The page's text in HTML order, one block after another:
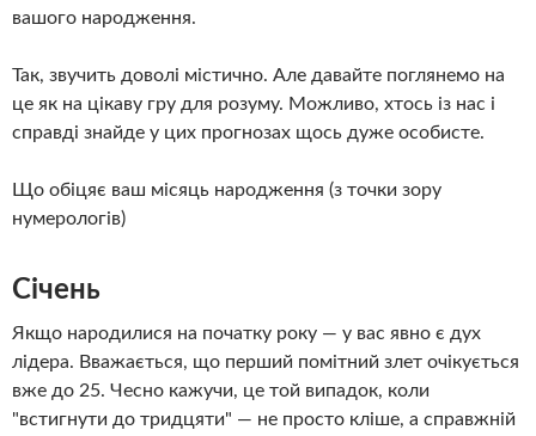
вашого народження.
Так, звучить доволі містично. Але давайте поглянемо на
це як на цікаву гру для розуму. Можливо, хтось із нас і
справді знайде у цих прогнозах щось дуже особисте.
Що обіцяє ваш місяць народження (з точки зору
нумерологів)
Січень
Якщо народилися на початку року — у вас явно є дух
лідера. Вважається, що перший помітний злет очікується
вже до 25. Чесно кажучи, це той випадок, коли
"встигнути до тридцяти" — не просто кліше, а справжній